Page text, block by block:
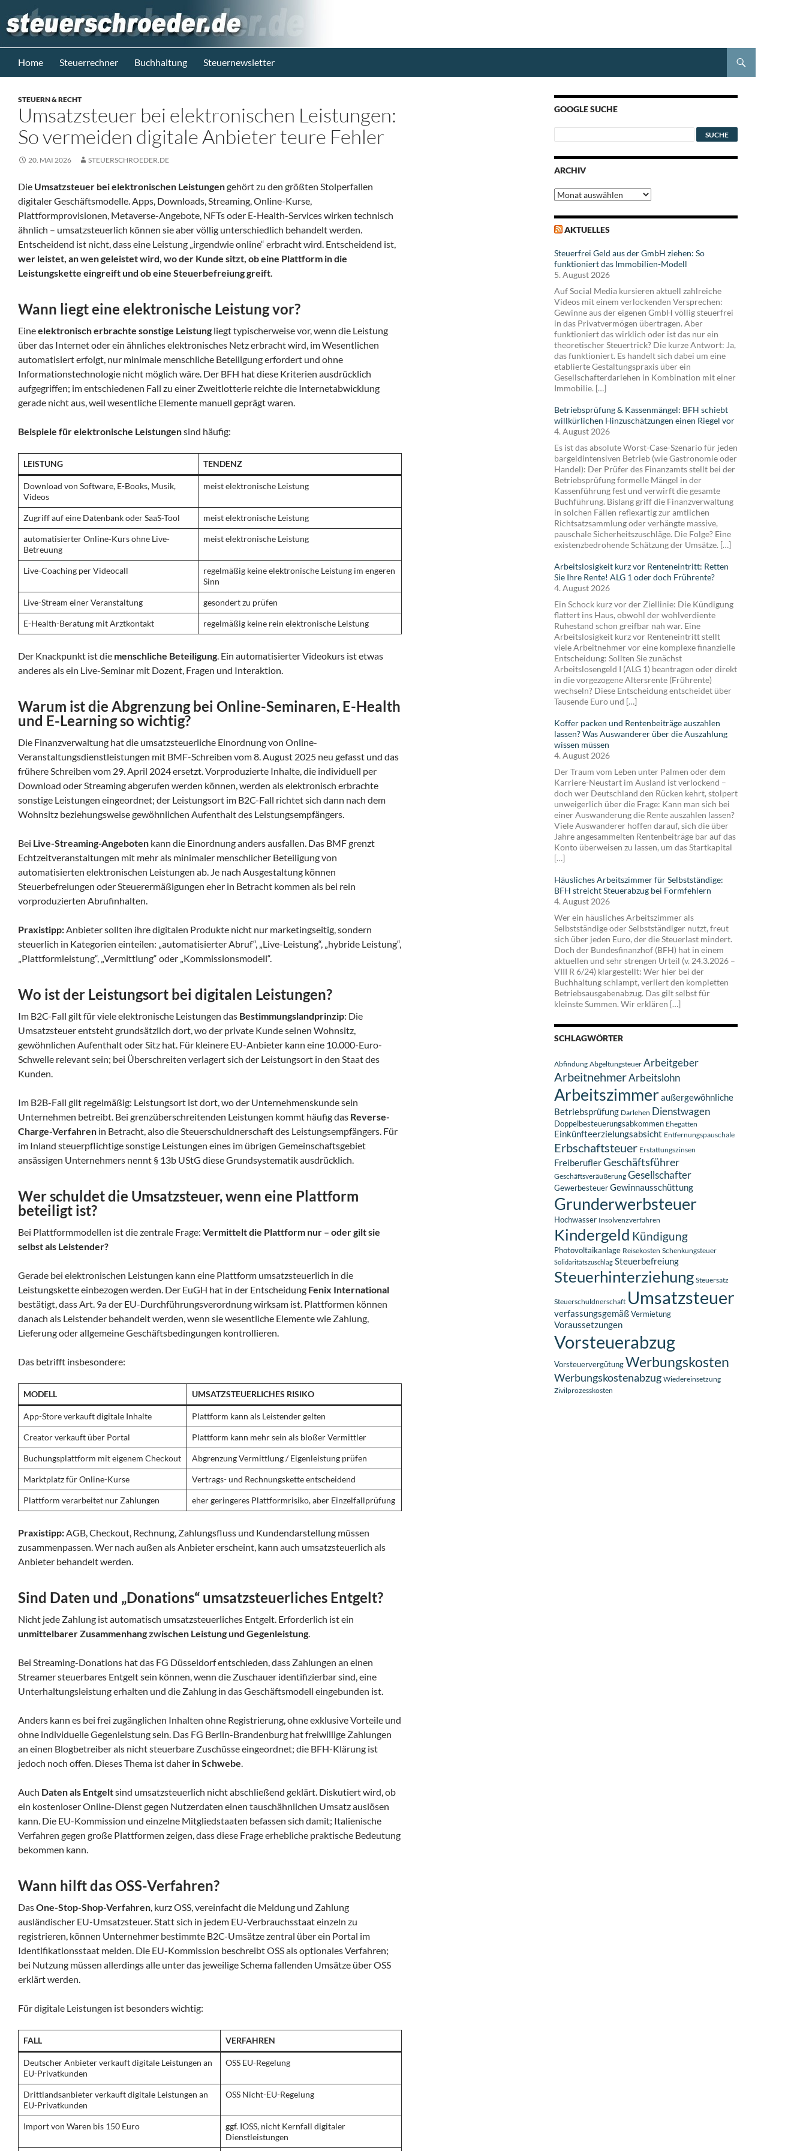
Inhalt
springen
Steuerblog www.steuerschroeder.de
Home Steuerrechner Buchhaltung Steuernewsletter
STEUERN & RECHT
Umsatzsteuer bei elektronischen Leistungen:
So vermeiden digitale Anbieter teure Fehler
20. MAI 2026 STEUERSCHROEDER.DE
Die Umsatzsteuer bei elektronischen Leistungengehört zu den größten Stolperfallen
digitaler Geschäftsmodelle. Apps, Downloads, Streaming, Online-Kurse,
Plattformprovisionen, Metaverse-Angebote, NFTs oder E-Health-Services wirken technisch
ähnlich – umsatzsteuerlich können sie aber völlig unterschiedlich behandelt werden.
Entscheidend ist nicht, dass eine Leistung „irgendwie online“ erbracht wird. Entscheidend ist,
wer leistet, an wen geleistet wird, wo der Kunde sitzt, ob eine Plattform in die
Leistungskette eingreift und ob eine Steuerbefreiung greift.
Wann liegt eine elektronische Leistung vor?
Eineelektronisch erbrachte sonstige Leistung liegt typischerweise vor, wenn die Leistung
über das Internet oder ein ähnliches elektronisches Netz erbracht wird, im Wesentlichen
automatisiert erfolgt, nur minimale menschliche Beteiligung erfordert und ohne
Informationstechnologie nicht möglich wäre. Der BFH hat diese Kriterien ausdrücklich
aufgegriffen; im entschiedenen Fall zu einer Zweitlotterie reichte die Internetabwicklung
gerade nicht aus, weil wesentliche Elemente manuell geprägt waren.
Beispiele für elektronische Leistungensind häufig:
LEISTUNG TENDENZ
Download von Software, E-Books, Musik,
Videos
meist elektronische Leistung
Zugriff auf eine Datenbank oder SaaS-Tool meist elektronische Leistung
automatisierter Online-Kurs ohne Live-
Betreuung
meist elektronische Leistung
Live-Coaching per Videocall
regelmäßig keine elektronische Leistung im engeren
Sinn
Live-Stream einer Veranstaltung gesondert zu prüfen
E-Health-Beratung mit Arztkontakt regelmäßig keine rein elektronische Leistung
Der Knackpunkt ist die menschliche Beteiligung. Ein automatisierter Videokurs ist etwas
anderes als ein Live-Seminar mit Dozent, Fragen und Interaktion.
Warum ist die Abgrenzung bei Online-Seminaren, E-Health
und E-Learning so wichtig?
Die Finanzverwaltung hat die umsatzsteuerliche Einordnung von Online-
Veranstaltungsdienstleistungen mit BMF-Schreiben vom 8. August 2025 neu gefasst und das
frühere Schreiben vom 29. April 2024 ersetzt. Vorproduzierte Inhalte, die individuell per
Download oder Streaming abgerufen werden können, werden als elektronisch erbrachte
sonstige Leistungen eingeordnet; der Leistungsort im B2C-Fall richtet sich dann nach dem
Wohnsitz beziehungsweise gewöhnlichen Aufenthalt des Leistungsempfängers.
Bei Live-Streaming-Angeboten kann die Einordnung anders ausfallen. Das BMF grenzt
Echtzeitveranstaltungen mit mehr als minimaler menschlicher Beteiligung von
automatisierten elektronischen Leistungen ab. Je nach Ausgestaltung können
Steuerbefreiungen oder Steuerermäßigungen eher in Betracht kommen als bei rein
vorproduzierten Abrufinhalten.
Praxistipp:Anbieter sollten ihre digitalen Produkte nicht nur marketingseitig, sondern
steuerlich in Kategorien einteilen: „automatisierter Abruf“, „Live-Leistung“, „hybride Leistung“,
„Plattformleistung“, „Vermittlung“ oder „Kommissionsmodell“.
Wo ist der Leistungsort bei digitalen Leistungen?
Im B2C-Fall gilt für viele elektronische Leistungen das Bestimmungslandprinzip: Die
Umsatzsteuer entsteht grundsätzlich dort, wo der private Kunde seinen Wohnsitz,
gewöhnlichen Aufenthalt oder Sitz hat. Für kleinere EU-Anbieter kann eine 10.000-Euro-
Schwelle relevant sein; bei Überschreiten verlagert sich der Leistungsort in den Staat des
Kunden.
Im B2B-Fall gilt regelmäßig: Leistungsort ist dort, wo der Unternehmenskunde sein
Unternehmen betreibt. Bei grenzüberschreitenden Leistungen kommt häufig das Reverse-
Charge-Verfahren in Betracht, also die Steuerschuldnerschaft des Leistungsempfängers. Für
im Inland steuerpflichtige sonstige Leistungen eines im übrigen Gemeinschaftsgebiet
ansässigen Unternehmers nennt § 13b UStG diese Grundsystematik ausdrücklich.
Wer schuldet die Umsatzsteuer, wenn eine Plattform
beteiligt ist?
Bei Plattformmodellen ist die zentrale Frage: Vermittelt die Plattform nur – oder gilt sie
selbst als Leistender?
Gerade bei elektronischen Leistungen kann eine Plattform umsatzsteuerlich in die
Leistungskette einbezogen werden. Der EuGH hat in der Entscheidung Fenix International
bestätigt, dass Art. 9a der EU-Durchführungsverordnung wirksam ist. Plattformen können
danach als Leistender behandelt werden, wenn sie wesentliche Elemente wie Zahlung,
Lieferung oder allgemeine Geschäftsbedingungen kontrollieren.
Das betrifft insbesondere:
MODELL UMSATZSTEUERLICHES RISIKO
App-Store verkauft digitale Inhalte Plattform kann als Leistender gelten
Creator verkauft über Portal Plattform kann mehr sein als bloßer Vermittler
Buchungsplattform mit eigenem Checkout Abgrenzung Vermittlung / Eigenleistung prüfen
Marktplatz für Online-Kurse Vertrags- und Rechnungskette entscheidend
Plattform verarbeitet nur Zahlungen eher geringeres Plattformrisiko, aber Einzelfallprüfung
Praxistipp:AGB, Checkout, Rechnung, Zahlungsfluss und Kundendarstellung müssen
zusammenpassen. Wer nach außen als Anbieter erscheint, kann auch umsatzsteuerlich als
Anbieter behandelt werden.
Sind Daten und „Donations“ umsatzsteuerliches Entgelt?
Nicht jede Zahlung ist automatisch umsatzsteuerliches Entgelt. Erforderlich ist ein
unmittelbarer Zusammenhang zwischen Leistung und Gegenleistung.
Bei Streaming-Donations hat das FG Düsseldorf entschieden, dass Zahlungen an einen
Streamer steuerbares Entgelt sein können, wenn die Zuschauer identifizierbar sind, eine
Unterhaltungsleistung erhalten und die Zahlung in das Geschäftsmodell eingebunden ist.
Anders kann es bei frei zugänglichen Inhalten ohne Registrierung, ohne exklusive Vorteile und
ohne individuelle Gegenleistung sein. Das FG Berlin-Brandenburg hat freiwillige Zahlungen
an einen Blogbetreiber als nicht steuerbare Zuschüsse eingeordnet; die BFH-Klärung ist
jedoch noch offen. Dieses Thema ist daher in Schwebe.
Auch Daten als Entgeltsind umsatzsteuerlich nicht abschließend geklärt. Diskutiert wird, ob
ein kostenloser Online-Dienst gegen Nutzerdaten einen tauschähnlichen Umsatz auslösen
kann. Die EU-Kommission und einzelne Mitgliedstaaten befassen sich damit; Italienische
Verfahren gegen große Plattformen zeigen, dass diese Frage erhebliche praktische Bedeutung
bekommen kann.
Wann hilft das OSS-Verfahren?
DasOne-Stop-Shop-Verfahren, kurz OSS, vereinfacht die Meldung und Zahlung
ausländischer EU-Umsatzsteuer. Statt sich in jedem EU-Verbrauchsstaat einzeln zu
registrieren, können Unternehmer bestimmte B2C-Umsätze zentral über ein Portal im
Identifikationsstaat melden. Die EU-Kommission beschreibt OSS als optionales Verfahren;
bei Nutzung müssen allerdings alle unter das jeweilige Schema fallenden Umsätze über OSS
erklärt werden.
Für digitale Leistungen ist besonders wichtig:
FALL VERFAHREN
Deutscher Anbieter verkauft digitale Leistungen an
EU-Privatkunden
OSS EU-Regelung
Drittlandsanbieter verkauft digitale Leistungen an
EU-Privatkunden
OSS Nicht-EU-Regelung
Import von Waren bis 150 Euro
ggf. IOSS, nicht Kernfall digitaler
Dienstleistungen
GOOGLE SUCHE
ARCHIV
Archiv
AKTUELLES
Steuerfrei Geld aus der GmbH ziehen: So
funktioniert das Immobilien-Modell
5. August 2026
Auf Social Media kursieren aktuell zahlreiche
Videos mit einem verlockenden Versprechen:
Gewinne aus der eigenen GmbH völlig steuerfrei
in das Privatvermögen übertragen. Aber
funktioniert das wirklich oder ist das nur ein
theoretischer Steuertrick? Die kurze Antwort: Ja,
das funktioniert. Es handelt sich dabei um eine
etablierte Gestaltungspraxis über ein
Gesellschafterdarlehen in Kombination mit einer
Immobilie. […]
Betriebsprüfung & Kassenmängel: BFH schiebt
willkürlichen Hinzuschätzungen einen Riegel vor
4. August 2026
Es ist das absolute Worst-Case-Szenario für jeden
bargeldintensiven Betrieb (wie Gastronomie oder
Handel): Der Prüfer des Finanzamts stellt bei der
Betriebsprüfung formelle Mängel in der
Kassenführung fest und verwirft die gesamte
Buchführung. Bislang griff die Finanzverwaltung
in solchen Fällen reflexartig zur amtlichen
Richtsatzsammlung oder verhängte massive,
pauschale Sicherheitszuschläge. Die Folge? Eine
existenzbedrohende Schätzung der Umsätze. […]
Arbeitslosigkeit kurz vor Renteneintritt: Retten
Sie Ihre Rente! ALG 1 oder doch Frührente?
4. August 2026
Ein Schock kurz vor der Ziellinie: Die Kündigung
flattert ins Haus, obwohl der wohlverdiente
Ruhestand schon greifbar nah war. Eine
Arbeitslosigkeit kurz vor Renteneintritt stellt
viele Arbeitnehmer vor eine komplexe finanzielle
Entscheidung: Sollten Sie zunächst
Arbeitslosengeld I (ALG 1) beantragen oder direkt
in die vorgezogene Altersrente (Frührente)
wechseln? Diese Entscheidung entscheidet über
Tausende Euro und […]
Koffer packen und Rentenbeiträge auszahlen
lassen? Was Auswanderer über die Auszahlung
wissen müssen
4. August 2026
Der Traum vom Leben unter Palmen oder dem
Karriere-Neustart im Ausland ist verlockend –
doch wer Deutschland den Rücken kehrt, stolpert
unweigerlich über die Frage: Kann man sich bei
einer Auswanderung die Rente auszahlen lassen?
Viele Auswanderer hoffen darauf, sich die über
Jahre angesammelten Rentenbeiträge bar auf das
Konto überweisen zu lassen, um das Startkapital
[…]
Häusliches Arbeitszimmer für Selbstständige:
BFH streicht Steuerabzug bei Formfehlern
4. August 2026
Wer ein häusliches Arbeitszimmer als
Selbstständige oder Selbstständiger nutzt, freut
sich über jeden Euro, der die Steuerlast mindert.
Doch der Bundesfinanzhof (BFH) hat in einem
aktuellen und sehr strengen Urteil (v. 24.3.2026 –
VIII R 6/24) klargestellt: Wer hier bei der
Buchhaltung schlampt, verliert den kompletten
Betriebsausgabenabzug. Das gilt selbst für
kleinste Summen. Wir erklären […]
SCHLAGWÖRTER
Abfindung Abgeltungsteuer Arbeitgeber
ArbeitnehmerArbeitslohn
Arbeitszimmeraußergewöhnliche
Betriebsprüfung Darlehen Dienstwagen
Doppelbesteuerungsabkommen Ehegatten
Einkünfteerzielungsabsicht Entfernungspauschale
Erbschaftsteuer Erstattungszinsen
FreiberuflerGeschäftsführer
Geschäftsveräußerung Gesellschafter
GewerbesteuerGewinnausschüttung
Grunderwerbsteuer
Hochwasser Insolvenzverfahren
Kindergeld Kündigung
Photovoltaikanlage Reisekosten Schenkungsteuer
Solidaritätszuschlag Steuerbefreiung
Steuerhinterziehung Steuersatz
Steuerschuldnerschaft Umsatzsteuer
verfassungsgemäßVermietung
Voraussetzungen
Vorsteuerabzug
VorsteuervergütungWerbungskosten
Werbungskostenabzug Wiedereinsetzung
Zivilprozesskosten
Steuerberater
M. Schröder
Berlin